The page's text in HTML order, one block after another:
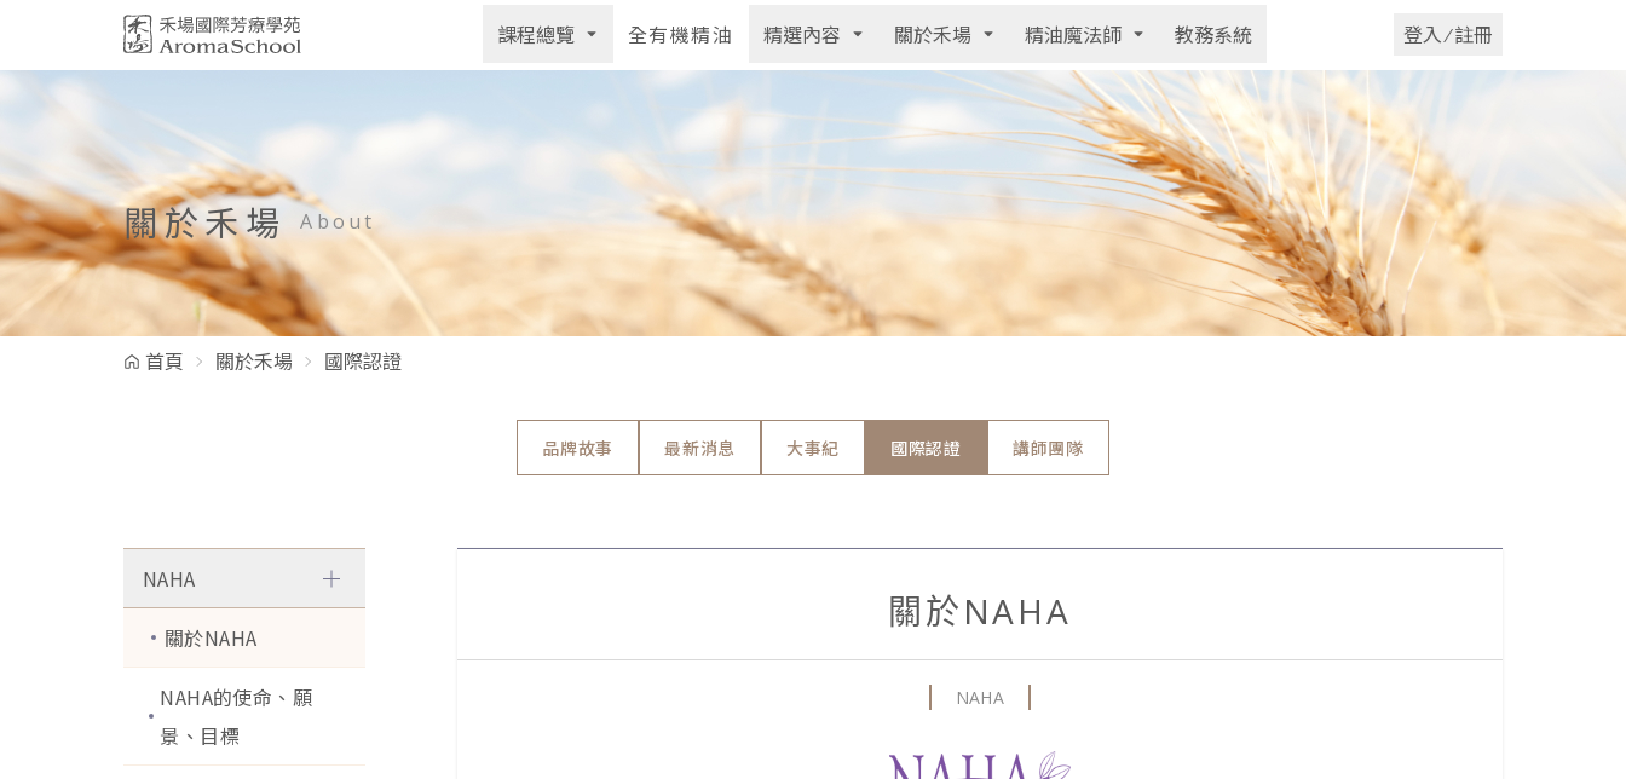
課程總覽 全有機精油 精選內容 關於禾場 精油魔法師 教務系統 登入 ⁄ 註冊
關於禾場 About
首頁 關於禾場 國際認證
品牌故事 最新消息 大事紀 國際認證 講師團隊
NAHA
關於NAHA
NAHA的使命、願
景、目標
關於NAHA
NAHA